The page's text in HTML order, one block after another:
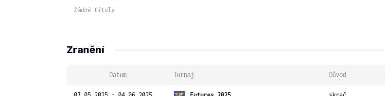
Žádné tituly
Zranění
Datum Turnaj Důvod